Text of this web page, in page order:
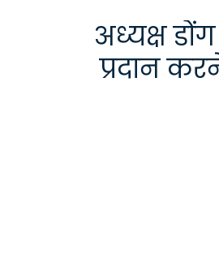
अध्यक्ष
प्रदान